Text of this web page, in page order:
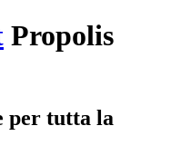
Propolis
per tutta la